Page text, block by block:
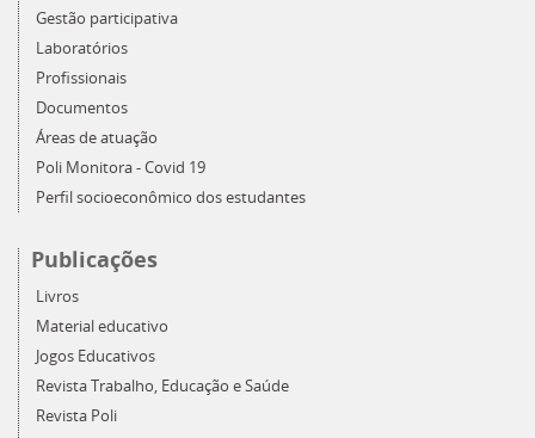
Gestão participativa
Laboratórios
Profissionais
Documentos
Áreas de atuação
Poli Monitora - Covid 19
Perfil socioeconômico dos estudantes
Publicações
Livros
Material educativo
Jogos Educativos
Revista Trabalho, Educação e Saúde
Revista Poli